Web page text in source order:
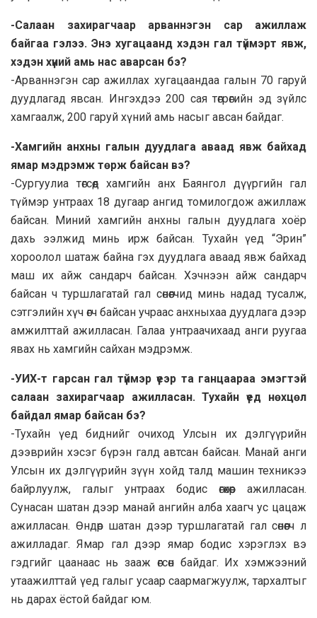
-Салаан захирагчаар арваннэгэн сар ажиллаж
байгаа гэлээ. Энэ хугацаанд хэдэн гал түймэрт явж,
хэдэн хүний амь нас аварсан бэ?
-Арваннэгэн сар ажиллах хугацаандаа галын 70 гаруй
дуудлагад явсан. Ингэхдээ 200 сая төгрөгийн эд зүйлс
хамгаалж, 200 гаруй хүний амь насыг авсан байдаг.
-Хамгийн анхны галын дуудлага аваад явж байхад
ямар мэдрэмж төрж байсан вэ?
-Сургуулиа төгсөөд хамгийн анх Баянгол дүүргийн гал
түймэр унтраах 18 дугаар ангид томилогдож ажиллаж
байсан. Миний хамгийн анхны галын дуудлага хоёр
дахь ээлжид минь ирж байсан. Тухайн үед “Эрин”
хороолол шатаж байна гэх дуудлага аваад явж байхад
маш их айж сандарч байсан. Хэчнээн айж сандарч
байсан ч туршлагатай гал сөнөөгчид минь надад тусалж,
сэтгэлийн хүч өгч байсан учраас анхныхаа дуудлага дээр
амжилттай ажилласан. Галаа унтраачихаад анги руугаа
явах нь хамгийн сайхан мэдрэмж.
-УИХ-т гарсан гал түймэр үеэр та ганцаараа эмэгтэй
салаан захирагчаар ажилласан. Тухайн үед нөхцөл
байдал ямар байсан бэ?
-Тухайн үед биднийг очиход Улсын их дэлгүүрийн
дээврийн хэсэг бүрэн галд автсан байсан. Манай анги
Улсын их дэлгүүрийн зүүн хойд талд машин техникээ
байрлуулж, галыг унтраах бодис өгөхөөр ажилласан.
Сунасан шатан дээр манай ангийн алба хаагч ус цацаж
ажилласан. Өндөр шатан дээр туршлагатай гал сөнөөгч л
ажилладаг. Ямар гал дээр ямар бодис хэрэглэх вэ
гэдгийг цаанаас нь зааж өгсөн байдаг. Их хэмжээний
утаажилттай үед галыг усаар саармагжуулж, тархалтыг
нь дарах ёстой байдаг юм.